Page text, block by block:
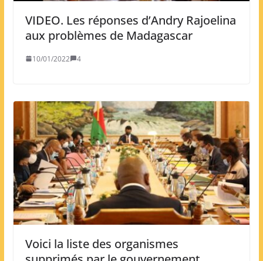
VIDEO. Les réponses d’Andry Rajoelina
aux problèmes de Madagascar
10/01/2022 4
Voici la liste des organismes